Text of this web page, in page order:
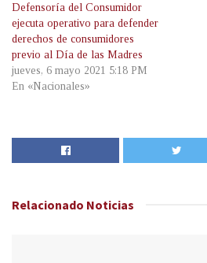
Defensoría del Consumidor
ejecuta operativo para defender
derechos de consumidores
previo al Día de las Madres
jueves, 6 mayo 2021 5:18 PM
En «Nacionales»
Relacionado Noticias